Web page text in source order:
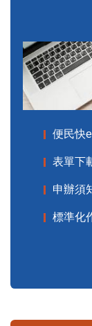
便民快
表單下
申辦須
標準化